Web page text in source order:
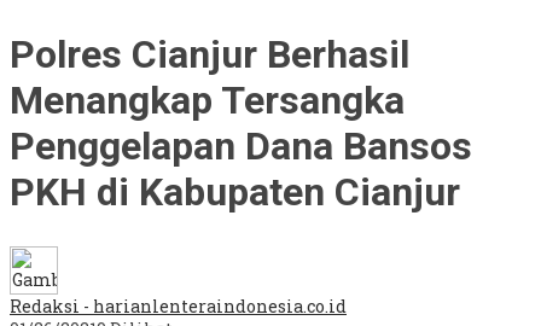
Polres Cianjur Berhasil
Menangkap Tersangka
Penggelapan Dana Bansos
PKH di Kabupaten Cianjur
Redaksi - harianlenteraindonesia.co.id